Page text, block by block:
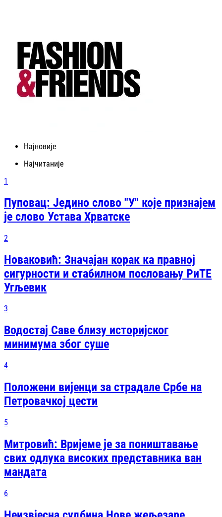
Најновије
Најчитаније
1
Пуповац: Једино слово "У" које признајем
је слово Устава Хрватске
2
Новаковић: Значајан корак ка правној
сигурности и стабилном пословању РиТЕ
Угљевик
3
Водостај Саве близу историјског
минимума због суше
4
Положени вијенци за страдале Србе на
Петровачкој цести
5
Митровић: Вријеме је за поништавање
свих одлука високих представника ван
мандата
6